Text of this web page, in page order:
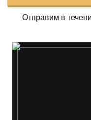
Отправим в